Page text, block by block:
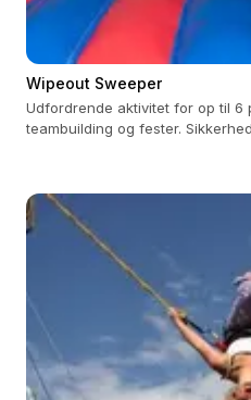
Wipeout Sweeper
Udfordrende aktivitet for op til 6
teambuilding og fester.